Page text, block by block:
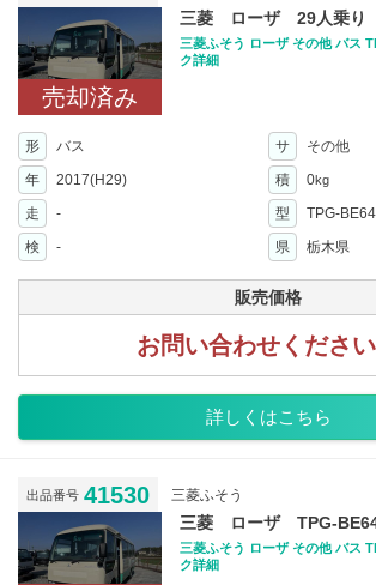
売却済み
三菱 ローザ 29人乗り
三菱ふそう ローザ その他 バス
ク詳細
形 バス サ
その他
年
2017(H29) 積 0kg
走 - 型
TPG-
検
- 県 栃木県
販売価格
お問い合わせください
詳しくはこちら
出品番号 41530 三菱ふそう
三菱 ローザ TPG-
三菱ふそう ローザ その他 バス
ク詳細